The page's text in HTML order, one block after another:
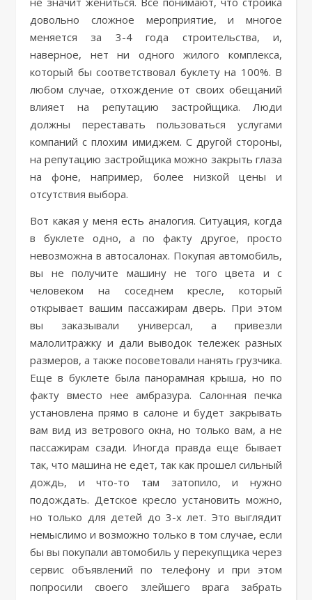
довольно сложное мероприятие, и многое
меняется за 3-4 года строительства, и,
наверное, нет ни одного жилого комплекса,
который бы соответствовал буклету на 100%. В
любом случае, отхождение от своих обещаний
влияет на репутацию застройщика. Люди
должны переставать пользоваться услугами
компаний с плохим имиджем. С другой стороны,
на репутацию застройщика можно закрыть глаза
на фоне, например, более низкой цены и
отсутствия выбора.
Вот какая у меня есть аналогия. Ситуация, когда
в буклете одно, а по факту другое, просто
невозможна в автосалонах. Покупая автомобиль,
вы не получите машину не того цвета и с
человеком на соседнем кресле, который
открывает вашим пассажирам дверь. При этом
вы заказывали универсал, а привезли
малолитражку и дали выводок тележек разных
размеров, а также посоветовали нанять грузчика.
Еще в буклете была панорамная крыша, но по
факту вместо нее амбразура. Салонная печка
установлена прямо в салоне и будет закрывать
вам вид из ветрового окна, но только вам, а не
пассажирам сзади. Иногда правда еще бывает
так, что машина не едет, так как прошел сильный
дождь, и что-то там затопило, и нужно
подождать. Детское кресло установить можно,
но только для детей до 3-х лет. Это выглядит
немыслимо и возможно только в том случае, если
бы вы покупали автомобиль у перекупщика через
сервис объявлений по телефону и при этом
попросили своего злейшего врага забрать